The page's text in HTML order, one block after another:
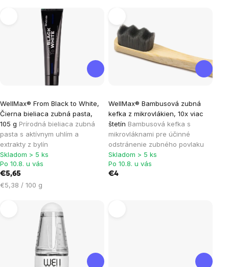
produktov
WellMax® From Black to White,
Čierna bieliaca zubná pasta,
105 g Prírodná bieliaca zubná
pasta s aktívnym uhlím a
extrakty z bylín
hodnotenie
produktu
je
5,0
z
5
hviezdičiek.
Skladom > 5 ks
Po 10.8. u vás
€5,65
Jednotková
€5,38 / 100 g
WellMax® Bambusová zubná
kefka z mikrovlákien, 10x viac
štetín Bambusová kefka s
mikrovláknami pre účinné
odstránenie zubného povlaku
Skladom > 5 ks
Po 10.8. u vás
€4